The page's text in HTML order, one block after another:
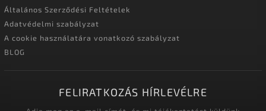
Általános Szerződési Feltételek
Adatvédelmi szabályzat
A cookie használatára vonatkozó szabályzat
BLOG
FELIRATKOZÁS HÍRLEVÉLRE